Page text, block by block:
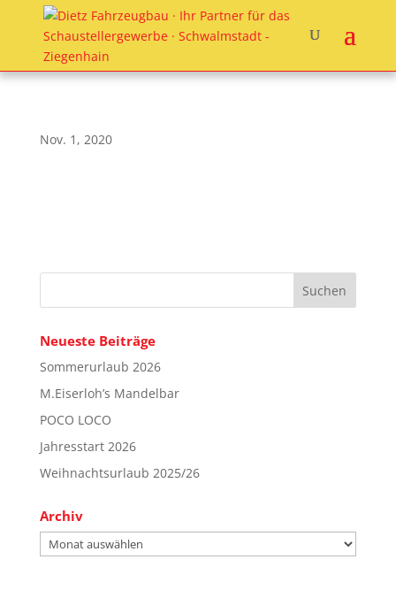
Nov. 1, 2020
Neueste Beiträge
Sommerurlaub 2026
M.Eiserloh’s Mandelbar
POCO LOCO
Jahresstart 2026
Weihnachtsurlaub 2025/26
Archiv
Archiv